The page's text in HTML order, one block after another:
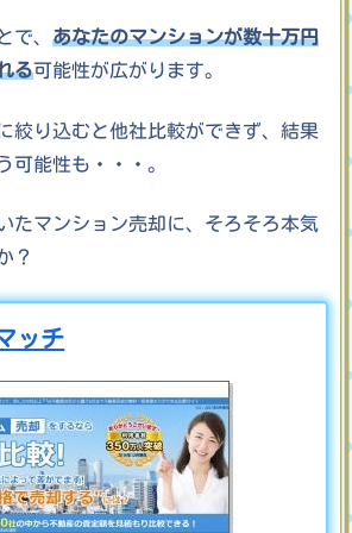
で、 あなたのマンションが数十万円
る可能性が広がります。
絞り込むと他社比較ができず、結果
可能性も・・・。
たマンション売却に、そろそろ本気
？
ッチ